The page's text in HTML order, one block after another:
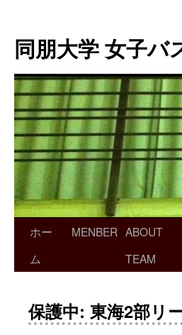
同朋大学 女子バ
ホー
ム
MENBER ABOUT
TEAM
保護中: 東海2部リ